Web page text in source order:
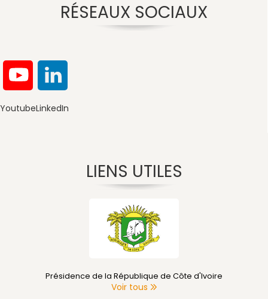
RÉSEAUX SOCIAUX
YoutubeLinkedIn
LIENS UTILES
Primature de Côte d'Ivoire
Voir tous